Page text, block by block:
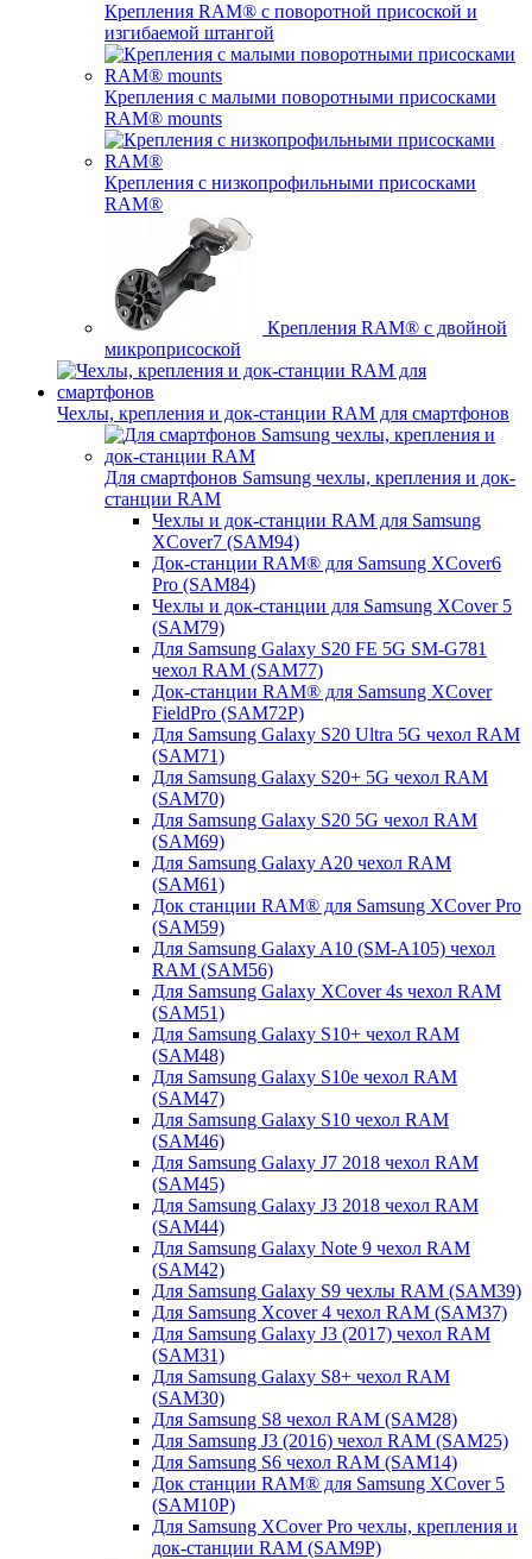
Крепления RAM® с поворотной присоской и
изгибаемой штангой
Крепления с малыми поворотными присосками
RAM® mounts
Крепления с низкопрофильными присосками
RAM®
Крепления RAM® с двойной
микроприсоской
Чехлы, крепления и док-станции RAM для смартфонов
Для смартфонов Samsung чехлы, крепления и док-
станции RAM
Чехлы и док-станции RAM для Samsung
XCover7 (SAM94)
Док-станции RAM® для Samsung XCover6
Pro (SAM84)
Чехлы и док-станции для Samsung XCover 5
(SAM79)
Для Samsung Galaxy S20 FE 5G SM-G781
чехол RAM (SAM77)
Док-станции RAM® для Samsung XCover
FieldPro (SAM72P)
Для Samsung Galaxy S20 Ultra 5G чехол RAM
(SAM71)
Для Samsung Galaxy S20+ 5G чехол RAM
(SAM70)
Для Samsung Galaxy S20 5G чехол RAM
(SAM69)
Для Samsung Galaxy A20 чехол RAM
(SAM61)
Док станции RAM® для Samsung XCover Pro
(SAM59)
Для Samsung Galaxy A10 (SM-A105) чехол
RAM (SAM56)
Для Samsung Galaxy XCover 4s чехол RAM
(SAM51)
Для Samsung Galaxy S10+ чехол RAM
(SAM48)
Для Samsung Galaxy S10e чехол RAM
(SAM47)
Для Samsung Galaxy S10 чехол RAM
(SAM46)
Для Samsung Galaxy J7 2018 чехол RAM
(SAM45)
Для Samsung Galaxy J3 2018 чехол RAM
(SAM44)
Для Samsung Galaxy Note 9 чехол RAM
(SAM42)
Для Samsung Galaxy S9 чехлы RAM (SAM39)
Для Samsung Xcover 4 чехол RAM (SAM37)
Для Samsung Galaxy J3 (2017) чехол RAM
(SAM31)
Для Samsung Galaxy S8+ чехол RAM
(SAM30)
Для Samsung S8 чехол RAM (SAM28)
Для Samsung J3 (2016) чехол RAM (SAM25)
Для Samsung S6 чехол RAM (SAM14)
Док станции RAM® для Samsung XCover 5
(SAM10P)
Для Samsung XCover Pro чехлы, крепления и
док-станции RAM (SAM9P)